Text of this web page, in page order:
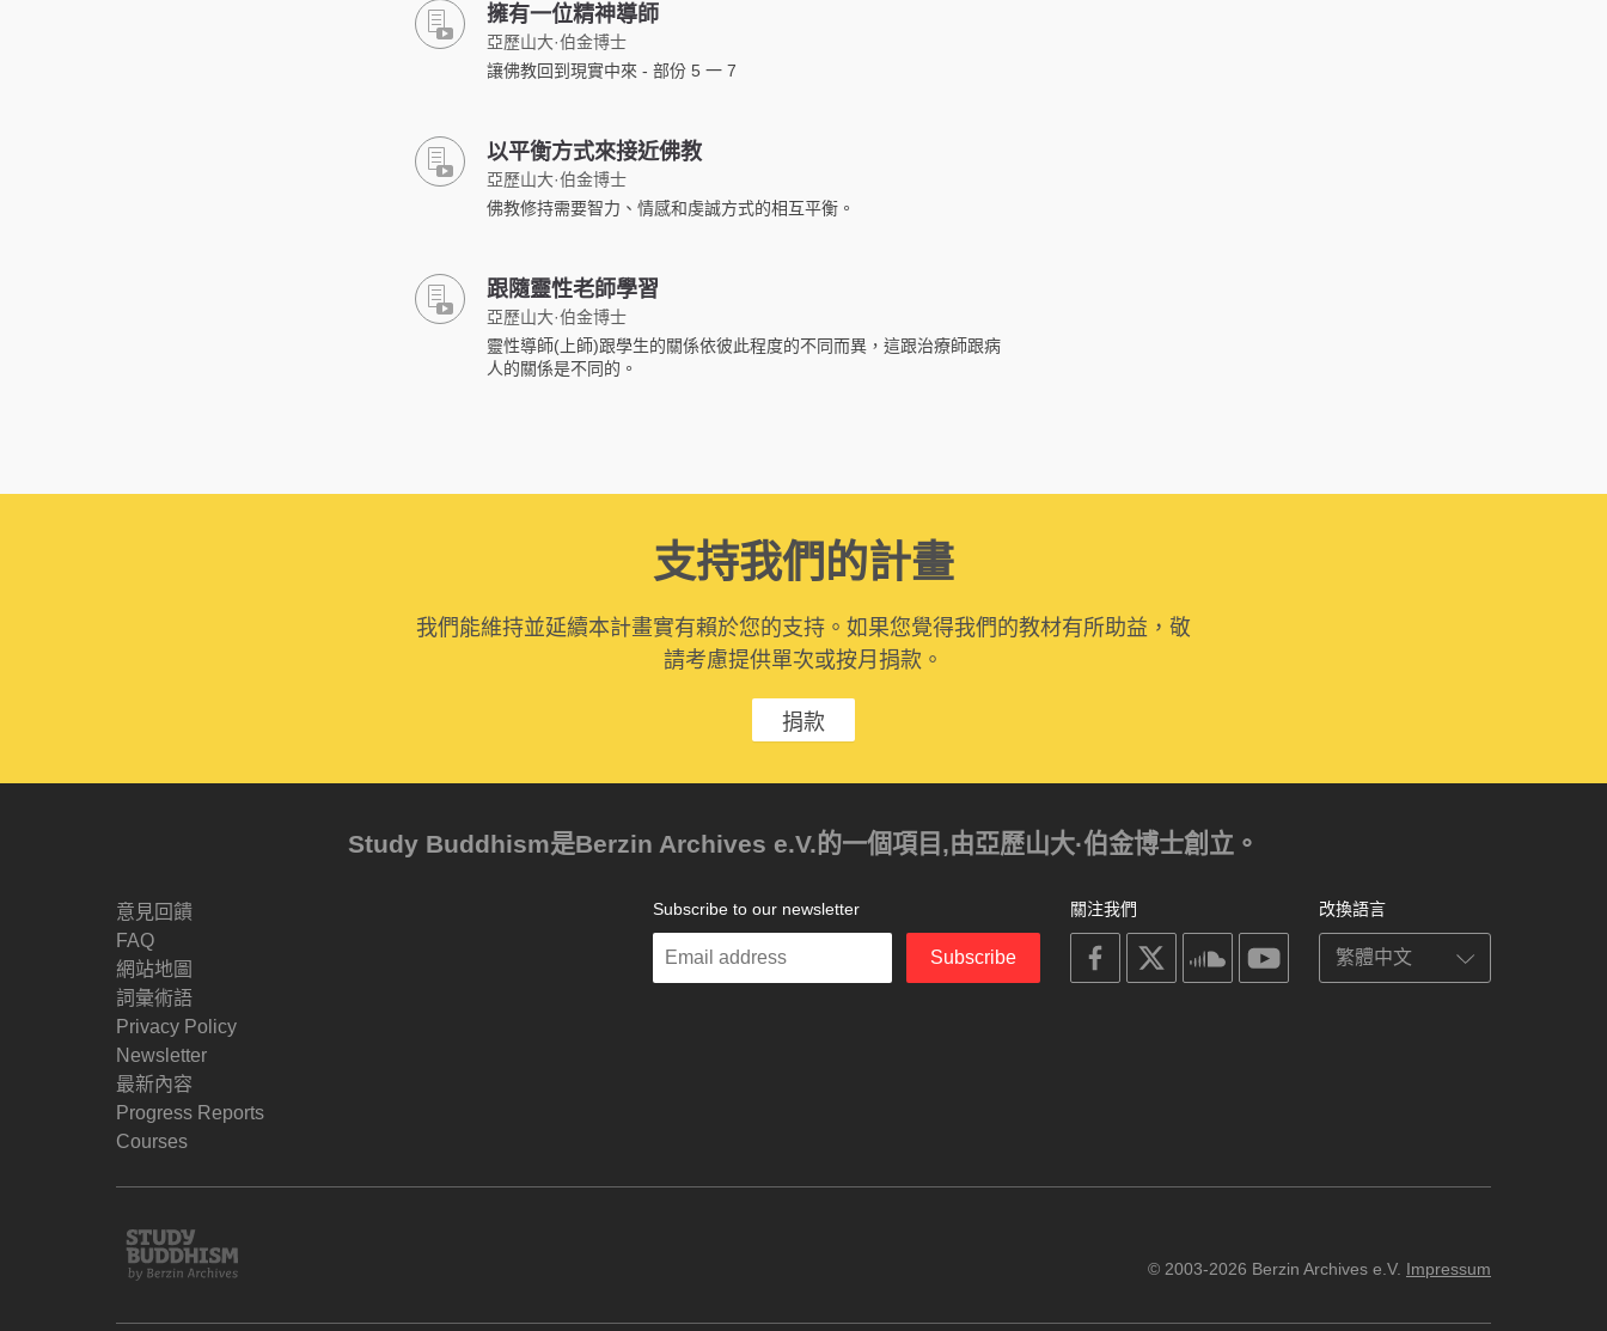
擁有一位精神導師
亞歷山大·伯金博士
讓佛教回到現實中來 - 部份 5 一 7
以平衡方式來接近佛教
亞歷山大·伯金博士
佛教修持需要智力、情感和虔誠方式的相互平衡。
跟隨靈性老師學習
亞歷山大·伯金博士
靈性導師(上師)跟學生的關係依彼此程度的不同而異，這跟治療師跟病
人的關係是不同的。
支持我們的計畫
我們能維持並延續本計畫實有賴於您的支持。如果您覺得我們的教材有所助益，敬
請考慮提供單次或按月捐款。
捐款
Study Buddhism是Berzin Archives e.V.的一個項目,由亞歷山大·伯金博士創立。
意見回饋
FAQ
網站地圖
詞彙術語
Privacy Policy
Newsletter
最新內容
Progress Reports
Courses
改換語言
關注我們
on
facebook
soundcloudyoutube
Subscribe to our newsletter
Enter
Subscribe
Study
Buddhism
© 2003-2026 Berzin Archives e.V. Impressum